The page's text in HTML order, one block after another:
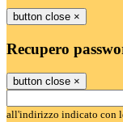
button close ×
Recupero
button close ×
all'indirizzo indicato con